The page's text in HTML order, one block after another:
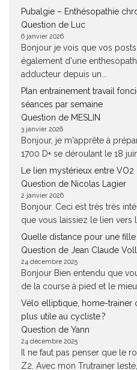
Pubalgie – Enthésopathie
Question de Luc
6 janvier 2026
Bonjour je vois que vos
également d'une
adducteur depuis un...
Plan entrainement travail
séances par semaine
Question de MESLIN
3 janvier 2026
Bonjour, je m'apprête à
1700 D+ se déroulant le 18
Le lien mystérieux entre VO2
Question de Nicolas Lagier
2 janvier 2026
Bonjour. Ceci est très très
que vous laissiez le lien vers
Quelle distance pour une fille
Question de Jean Claude
24 décembre 2025
Bonjour Bien entendu que
de la course à pied et le
Vélo elliptique, home-trainer
plus utile au cycliste ?
Question de Yann
24 décembre 2025
Il ne faut pas penser que le
Z2. Avec mon Trutrainer lesté,